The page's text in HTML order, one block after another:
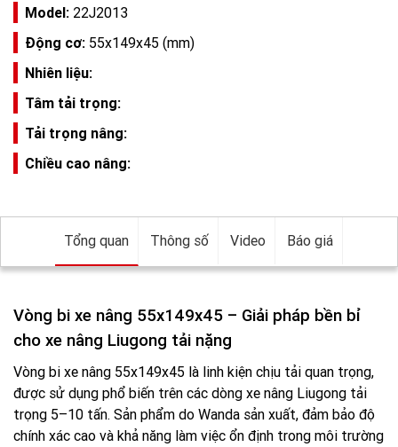
Model: 22J2013
Động cơ: 55x149x45 (mm)
Nhiên liệu:
Tâm tải trọng:
Tải trọng nâng:
Chiều cao nâng:
Tổng quan Thông số Video Báo giá
Vòng bi xe nâng 55x149x45 – Giải pháp bền bỉ
cho xe nâng Liugong tải nặng
Vòng bi xe nâng 55x149x45 là linh kiện chịu tải quan trọng,
được sử dụng phổ biến trên các dòng xe nâng Liugong tải
trọng 5–10 tấn. Sản phẩm do Wanda sản xuất, đảm bảo độ
chính xác cao và khả năng làm việc ổn định trong môi trường